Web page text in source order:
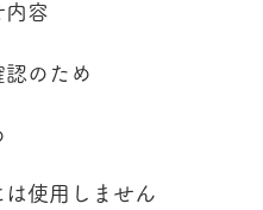
内容
認のため
は使用しません